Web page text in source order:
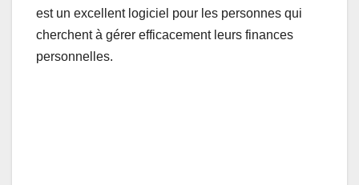
est un excellent logiciel pour les personnes qui
cherchent à gérer efficacement leurs finances
personnelles.